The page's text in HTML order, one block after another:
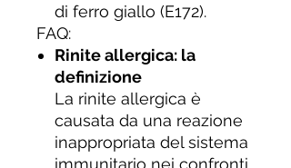
di ferro giallo (E172).
FAQ:
Rinite allergica: la
definizione
La rinite allergica è
causata da una reazione
inappropriata del sistema
immunitario nei confronti